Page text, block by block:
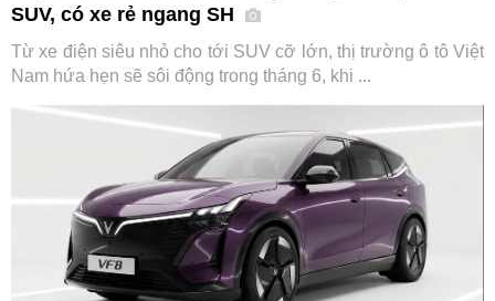
SUV, có xe rẻ ngang SH
Từ xe điện siêu nhỏ cho tới SUV cỡ lớn, thị trường ô tô Việt
Nam hứa hẹn sẽ sôi động trong tháng 6, khi ...